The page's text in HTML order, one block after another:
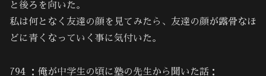
と後ろを向いた。
私は何となく友達の顔を見てみたら、友達の顔が露骨なほ
どに青くなっていく事に気付いた。
794 ：俺が中学生の頃に塾の先生から聞いた話：